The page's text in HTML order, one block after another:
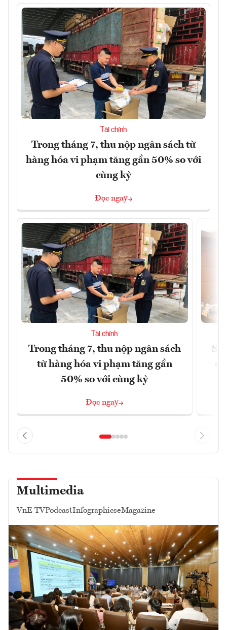
Tài chính
Trong tháng 7, thu nộp ngân sách từ
hàng hóa vi phạm tăng gần 50% so với
cùng kỳ
Đọc ngay
Tài chính
Trong tháng 7, thu nộp ngân sách
từ hàng hóa vi phạm tăng gần
50% so với cùng kỳ
Đọc ngay
Multimedia
VnE TVPodcastInfographicseMagazine